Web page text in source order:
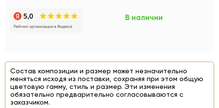
В наличии
Состав композиции и размер может незначительно
меняться исходя из поставки, сохраняя при этом общую
цветовую гамму, стиль и размер. Эти изменения
обязательно предварительно согласовываются с
заказчиком.